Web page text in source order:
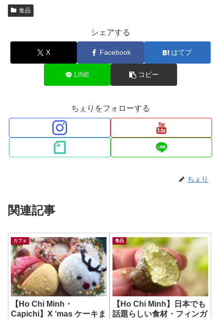
食品
シェアする
X Facebook はてブ
LINE コピー
ちぇりをフォローする
ちぇり
関連記事
カフェ
【Ho Chi Minh・
Capichi】X ‘mas ケーキま
食品
【Ho Chi Minh】日本でも
話題らしい食材・フィンガ